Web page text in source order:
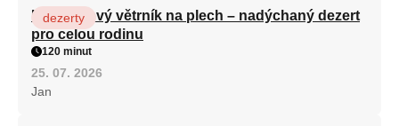
Karamelový větrník na plech – nadýchaný dezert
pro celou rodinu
dezerty
120 minut
25. 07. 2026
Jan